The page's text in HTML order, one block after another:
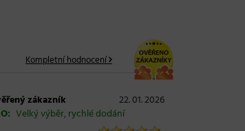
Kompletní hodnocení
zákazník
22. 01. 2026
Velký výběr, rychlé dodání